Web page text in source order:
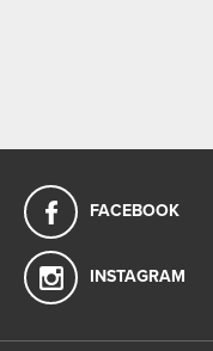
FACEBOOK
INSTAGRAM